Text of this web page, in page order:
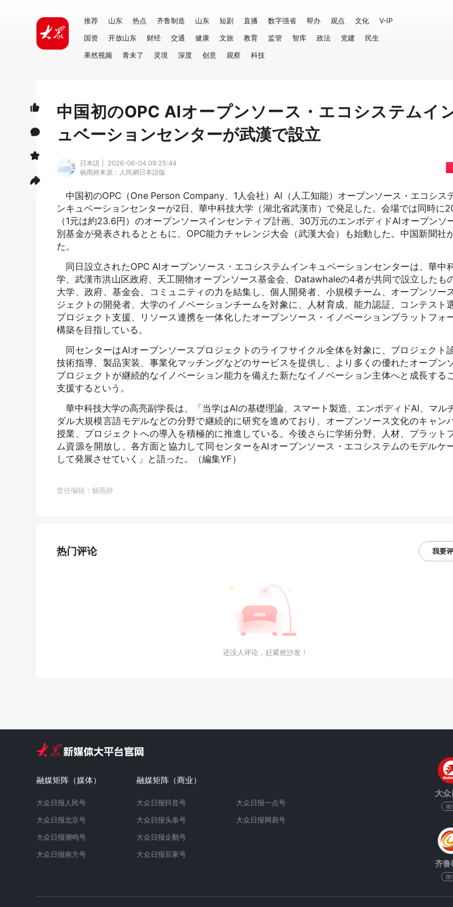
推荐 山东 热点 齐鲁制造 山东 短剧 直播 数字强省 帮办 观点 文化
V-IP
国资
开放山东 财经 交通 健康 文旅 教育 监管 智库 政法 党建
民生
果然视频
青未了 灵境 深度 创意 观察 科技
中国初のOPC AIオープンソース・エコシステムイ
ュベーションセンターが武漢で設立
日本語 | 2026-06-04 09:25:44
杨雨婷来源：人民網日本語版
中国初のOPC（One Person Company、1人会社）AI（人工知能）オープンソース・エコシス
ンキュベーションセンターが2日、華中科技大学（湖北省武漢市）で発足した。会場では同時に
（1元は約23.6円）のオープンソースインセンティブ計画、30万元のエンボディドAIオープンソ
別基金が発表されるとともに、OPC能力チャレンジ大会（武漢大会）も始動した。中国新聞社
た。
同日設立されたOPC AIオープンソース・エコシステムインキュベーションセンターは、華中
学、武漢市洪山区政府、天工開物オープンソース基金会、Datawhaleの4者が共同で設立したも
大学、政府、基金会、コミュニティの力を結集し、個人開発者、小規模チーム、オープンソー
ジェクトの開発者、大学のイノベーションチームを対象に、人材育成、能力認証、コンテスト
プロジェクト支援、リソース連携を一体化したオープンソース・イノベーションプラットフォ
構築を目指している。
同センターはAIオープンソースプロジェクトのライフサイクル全体を対象に、プロジェクト
技術指導、製品実装、事業化マッチングなどのサービスを提供し、より多くの優れたオープン
プロジェクトが継続的なイノベーション能力を備えた新たなイノベーション主体へと成長する
支援するという。
華中科技大学の高亮副学長は、「当学はAIの基礎理論、スマート製造、エンボディドAI、マル
ダル大規模言語モデルなどの分野で継続的に研究を進めており、オープンソース文化のキャン
授業、プロジェクトへの導入を積極的に推進している。今後さらに学術分野、人材、プラット
ム資源を開放し、各方面と協力して同センターをAIオープンソース・エコシステムのモデルケ
して発展させていく」と語った。（編集YF）
责任编辑：杨雨婷
热门评论 我要
还没人评论，赶紧抢沙发！
融媒矩阵（媒体）
大众日报人民号
大众日报北京号
大众日报潮鸣号
大众日报南方号
融媒矩阵（商业）
大众日报抖音号
大众日报头条号
大众日报企鹅号
大众日报百家号
大众日报一点号
大众日报网易号
大
微
齐鲁
微